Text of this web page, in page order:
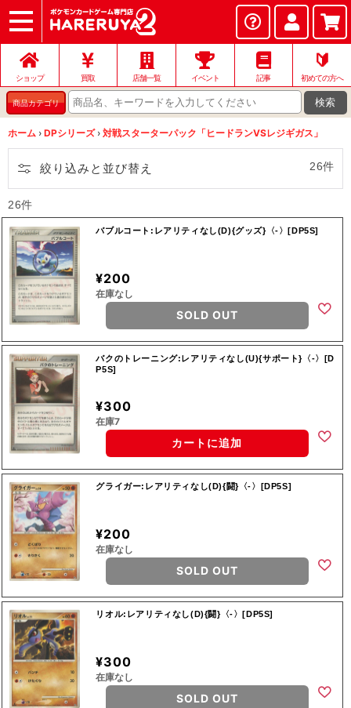
ショップ
店頭買取
ネット買取
店舗一覧
イベント
お問い合わせ
ショップ 買取 店舗一覧 イベント 記事
🔰
初めての方へ
商品カテゴリ 検索
ホーム › DPシリーズ › 対戦スターターパック「ヒードランVSレジギガス」
絞り込みと並び替え 26件
26件
バブルコート:レアリティなし(D){グッズ}〈-〉[DP5S]
¥200
在庫なし
SOLD OUT
バクのトレーニング:レアリティなし(U){サポート}〈-〉[D
P5S]
¥300
在庫7
カートに追加
グライガー:レアリティなし(D){闘}〈-〉[DP5S]
¥200
在庫なし
SOLD OUT
リオル:レアリティなし(D){闘}〈-〉[DP5S]
¥300
在庫なし
SOLD OUT